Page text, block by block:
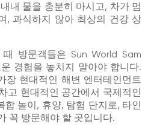
내 물을 충분히 마시고, 차가 멈
, 과식하지 않아 최상의 건강 상
방문객들은 Sun World Sam
경험을 놓치지 말아야 합니다.
장 현대적인 해변 엔터테인먼트
고 현대적인 공간에서 국제적인
합 놀이, 휴양, 탐험 단지로, 타인
꼭 방문해야 할 곳입니다.